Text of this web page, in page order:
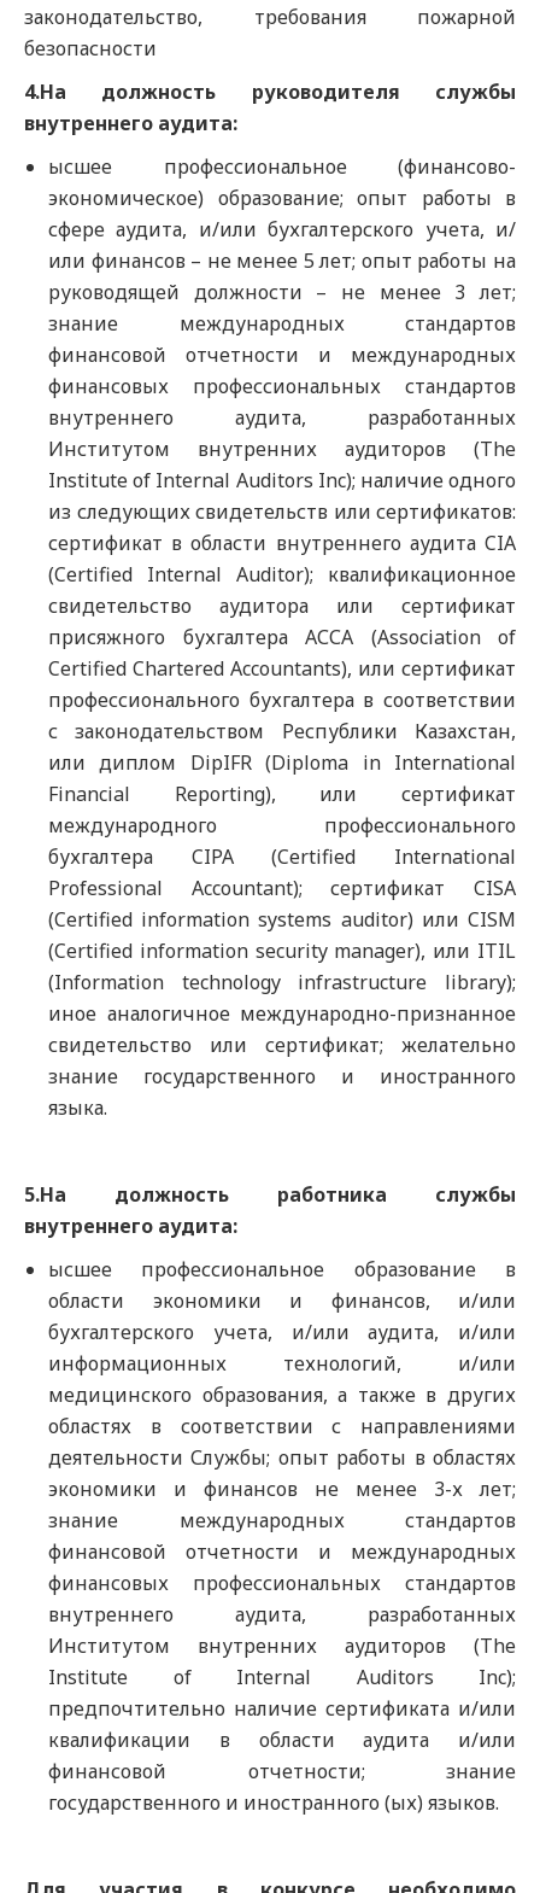
законодательство, требования пожарной
безопасности
4.На должность руководителя службы
внутреннего аудита:
ысшее профессиональное (финансово-
экономическое) образование; опыт работы в
сфере аудита, и/или бухгалтерского учета, и/
или финансов – не менее 5 лет; опыт работы на
руководящей должности – не менее 3 лет;
знание международных стандартов
финансовой отчетности и международных
финансовых профессиональных стандартов
внутреннего аудита, разработанных
Институтом внутренних аудиторов (The
Institute of Internal Auditors Inc); наличие одного
из следующих свидетельств или сертификатов:
сертификат в области внутреннего аудита CIA
(Certified Internal Auditor); квалификационное
свидетельство аудитора или сертификат
присяжного бухгалтера АССА (Association of
Certified Chartered Accountants), или сертификат
профессионального бухгалтера в соответствии
с законодательством Республики Казахстан,
или диплом DipIFR (Diploma in International
Financial Reporting), или сертификат
международного профессионального
бухгалтера CIPA (Certified International
Professional Accountant); сертификат CISA
(Certified information systems auditor) или CISM
(Certified information security manager), или ITIL
(Information technology infrastructure library);
иное аналогичное международно-признанное
свидетельство или сертификат; желательно
знание государственного и иностранного
языка.
5.На должность работника службы
внутреннего аудита:
ысшее профессиональное образование в
области экономики и финансов, и/или
бухгалтерского учета, и/или аудита, и/или
информационных технологий, и/или
медицинского образования, а также в других
областях в соответствии с направлениями
деятельности Службы; опыт работы в областях
экономики и финансов не менее 3-х лет;
знание международных стандартов
финансовой отчетности и международных
финансовых профессиональных стандартов
внутреннего аудита, разработанных
Институтом внутренних аудиторов (The
Institute of Internal Auditors Inc);
предпочтительно наличие сертификата и/или
квалификации в области аудита и/или
финансовой отчетности; знание
государственного и иностранного (ых) языков.